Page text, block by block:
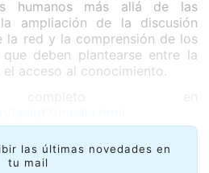
humanos más allá de las
ampliación de la discusión
la red y la comprensión de los
deben plantearse entre la
acceso al conocimiento.
las últimas novedades en
tu mail